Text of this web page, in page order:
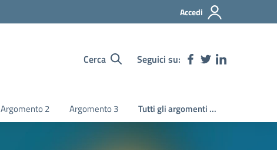
Accedi
Cerca Seguici su:
Argomento 2 Argomento 3 Tutti gli argomenti ...